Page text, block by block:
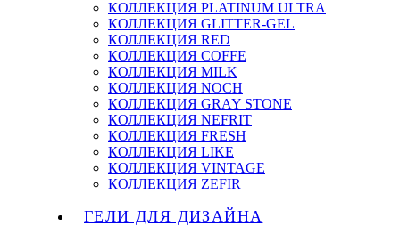
КОЛЛЕКЦИЯ PLATINUM ULTRA
КОЛЛЕКЦИЯ GLITTER-GEL
КОЛЛЕКЦИЯ RED
КОЛЛЕКЦИЯ COFFE
КОЛЛЕКЦИЯ MILK
КОЛЛЕКЦИЯ NOCH
КОЛЛЕКЦИЯ GRAY STONE
КОЛЛЕКЦИЯ NEFRIT
КОЛЛЕКЦИЯ FRESH
КОЛЛЕКЦИЯ LIKE
КОЛЛЕКЦИЯ VINTAGE
КОЛЛЕКЦИЯ ZEFIR
ГЕЛИ ДЛЯ ДИЗАЙНА